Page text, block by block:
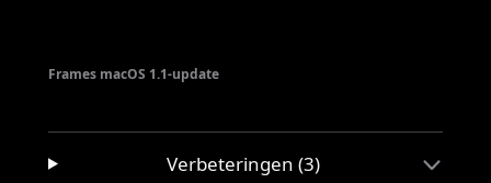
Frames macOS 1.1-update
Verbeteringen (3)